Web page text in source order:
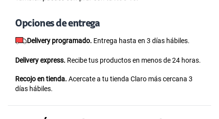
Opciones de entrega
Delivery programado. Entrega hasta en 3 días hábiles.
Delivery express. Recibe tus productos en menos de 24 horas.
Recojo en tienda. Acercate a tu tienda Claro más cercana 3
días hábiles.